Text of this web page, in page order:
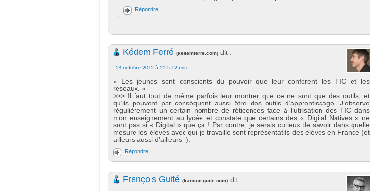
Répondre
Kédem Ferré (kedemferre.com) dit :
23 octobre 2012 à 22 h 12 min
« Les jeunes sont conscients du pouvoir que leur confèrent les TIC et les
réseaux. »
>>> Il faut tout de même parfois leur montrer que ce ne sont que des outils, et
qu’ils peuvent par conséquent aussi être des outils d’apprentissage. J’observe
régulièrement un certain nombre de réticences face à l’utilisation des TIC dans
mon enseignement au lycée et constate que certains des « Digital Natives » ne
sont pas si « Digital » que ça ! Par contre, je serais curieux de savoir dans quelle
mesure les élèves avec qui je travaille sont représentatifs des élèves en France (et
ailleurs aussi d’ailleurs !).
Répondre
François Guité (francoisguite.com) dit :